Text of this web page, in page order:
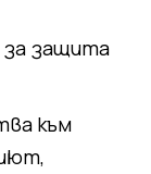
за защита
към